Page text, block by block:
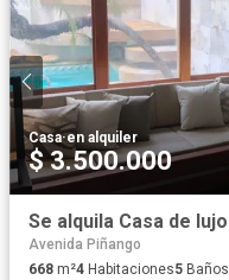
Casa·en alquiler
$ 3.500.000
Avenida Piñango
668 m²4 Habitaciones5 Baños